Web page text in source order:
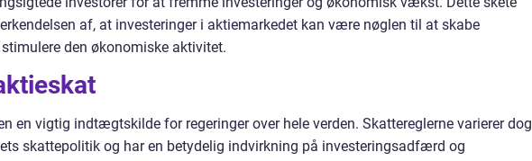
af, at investeringer i aktiemarkedet kan være nøglen til at skabe
den økonomiske aktivitet.
en vigtig indtægtskilde for regeringer over hele verden. Skattereglerne varierer dog
skattepolitik og har en betydelig indvirkning på investeringsadfærd og